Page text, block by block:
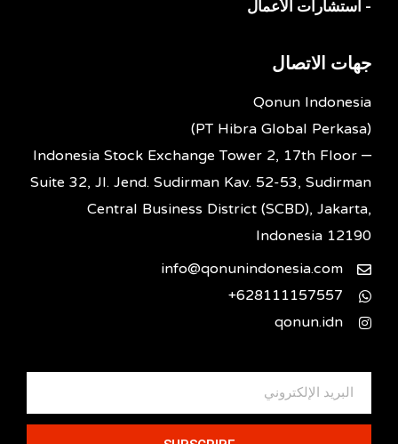
- استشارات الأعمال
جهات الاتصال
Qonun Indonesia
(PT Hibra Global Perkasa)
Indonesia Stock Exchange Tower 2, 17th Floor –
Suite 32, Jl. Jend. Sudirman Kav. 52-53, Sudirman
Central Business District (SCBD), Jakarta,
Indonesia 12190
info@qonunindonesia.com
628111157557+
qonun.idn